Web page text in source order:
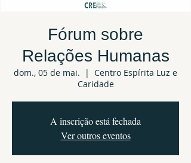
Fórum sobre
Relações Humanas
dom., 05 de mai.
  |
Centro Espírita Luz e
Caridade
A inscrição está fechada
Ver outros eventos